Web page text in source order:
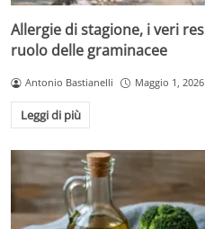
Allergie di stagione, i veri
ruolo delle graminacee
Antonio Bastianelli Maggio 1, 2026
Leggi di più